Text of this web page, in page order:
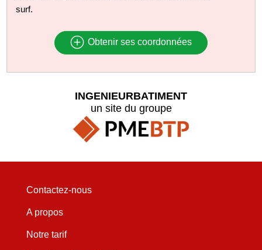
surf.
Obtenir ses coordonnées
INGENIEURBATIMENT
un site du groupe
Contactez-nous
A propos
Notre tarif